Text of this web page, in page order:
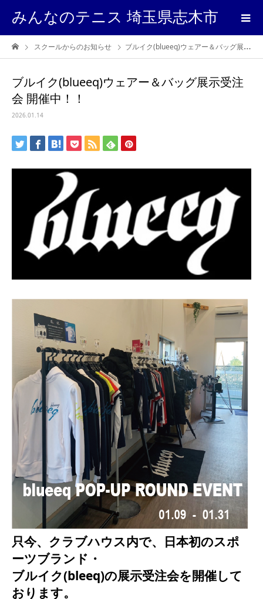
みんなのテニス 埼玉県志木市
スクールからのお知らせ ブルイク(blueeq)ウェアー＆バッグ展示受注会 開催中！！
ブルイク(blueeq)ウェアー＆バッグ展示受注
会 開催中！！
2026.01.14
只今、クラブハウス内で、日本初のスポ
ーツブランド・
ブルイク(bleeq)の展示受注会を開催して
おります。